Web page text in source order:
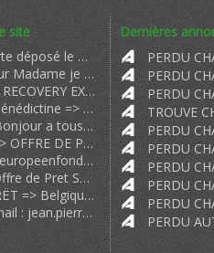
site
Tyssia => RETROUVE! Alerte déposé le Mercredi 22 Aout 2018 RETROUVE RETROUVE
Oullal => Bonjour Monsieur Madame je me présente à vous. Je suis Madame Oull
JENNIFER => MY CRYPTO RECOVERY EXPERIENCE 2024 WARNING: Scammers BEWARE! I'm abou
Soeur Marie des Neiges Bénédictine => Nous venons de trouver un chat semblable au vôtre. Sa photo est sur p
MARTINE ANDRIEUX => Bonjour a tous Victimes Je me suis fait arnaquer et je vous raconte do
OFFRE DE PRÊT ENTRE => OFFRE DE PRÊT ENTRE PARTICULIER SÉRIEUX EN 72H A 0 80 EN FRANCE FR
europeenfondssocial@gmail.com
)
Offre de Pret Sérieux => Offre de Pret Sérieux et Rapide 24H;72h;2 9 particulier.ch particul
Belgique.BE OFFRE DE PRËT => Belgique.BE OFFRE DE PRËT ENTRE PARTICULIER Très sérieux et rapide
: jean.pierrebrauoirccunit@gmail.com
Dernières